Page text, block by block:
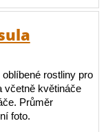
rostliny pro
včetně květináče
Průměr
foto.